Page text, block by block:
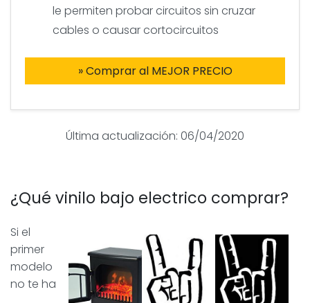
le permiten probar circuitos sin cruzar
cables o causar cortocircuitos
» Comprar al MEJOR PRECIO
Última actualización: 06/04/2020
¿Qué vinilo bajo electrico comprar?
Si el
primer
modelo
no te ha